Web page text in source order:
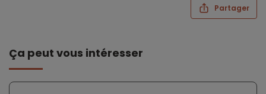
Partager
Ça peut vous intéresser